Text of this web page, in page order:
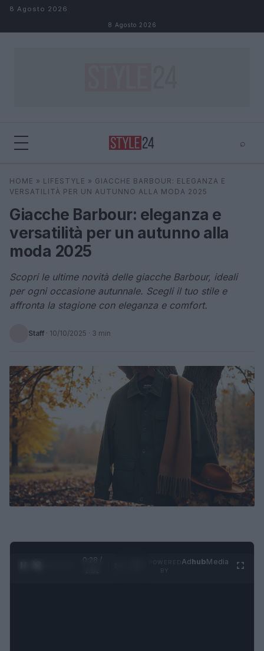
Salta al contenuto
8 Agosto 2026
8 Agosto 2026
⌕
Cerca ⌕
HOME » LIFESTYLE » GIACCHE BARBOUR: ELEGANZA E
VERSATILITÀ PER UN AUTUNNO ALLA MODA 2025
Giacche Barbour: eleganza e
versatilità per un autunno alla
moda 2025
Scopri le ultime novità delle giacche Barbour, ideali
per ogni occasione autunnale. Scegli il tuo stile e
affronta la stagione con eleganza e comfort.
Staff · 10/10/2025 · 3 min
0:29 /
AdhubMedia